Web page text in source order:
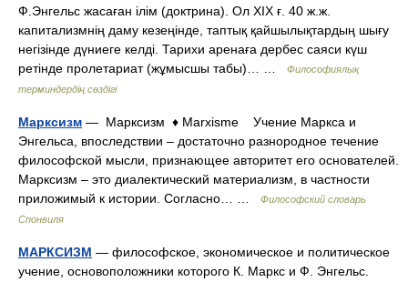
Ф.Энгельс жасаған ілім (доктрина). Ол ХІХ ғ. 40 ж.ж.
капитализмнің даму кезеңінде, таптық қайшылықтардың шығу
негізінде дүниеге келді. Тарихи аренаға дербес саяси күш
ретінде пролетариат (жұмысшы табы)… …
Философиялық
терминдердің сөздігі
Марксизм — Марксизм ♦ Marxisme Учение Маркса и
Энгельса, впоследствии – достаточно разнородное течение
философской мысли, признающее авторитет его основателей.
Марксизм – это диалектический материализм, в частности
приложимый к истории. Согласно… …
Философский словарь
Спонвиля
МАРКСИЗМ — философское, экономическое и политическое
учение, основоположники которого К. Маркс и Ф. Энгельс.